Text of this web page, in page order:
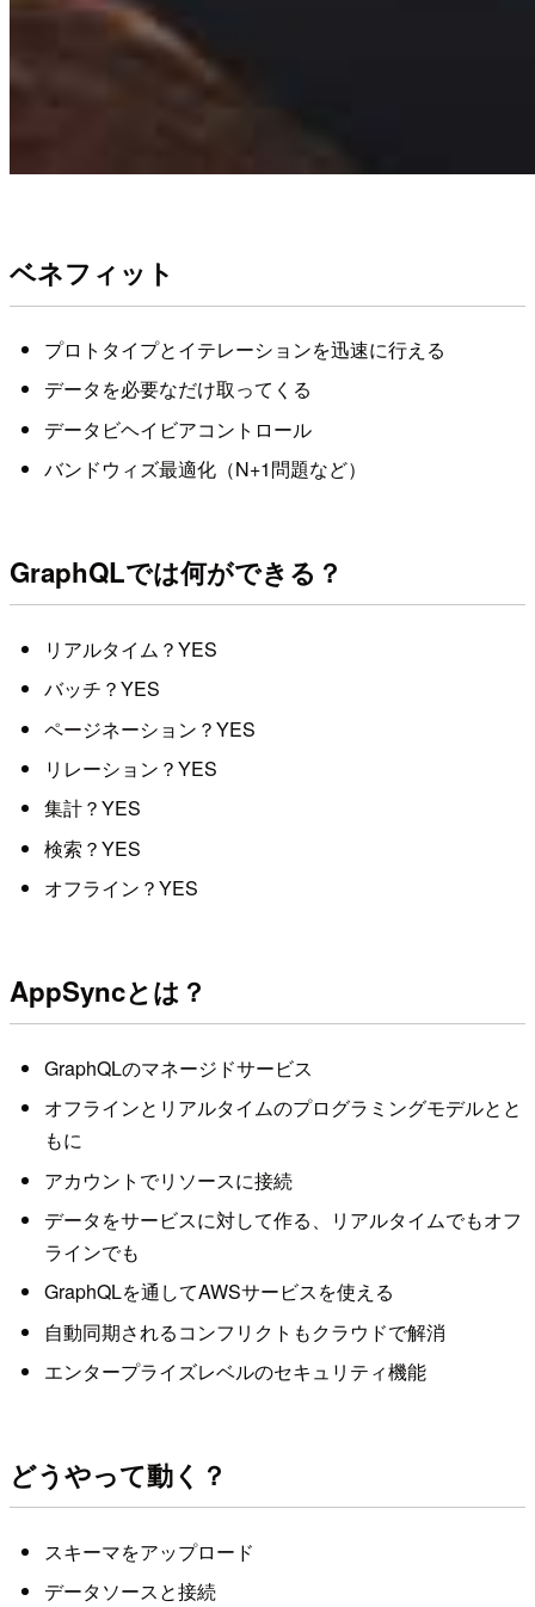
ベネフィット
プロトタイプとイテレーションを迅速に行える
データを必要なだけ取ってくる
データビヘイビアコントロール
バンドウィズ最適化（N+1問題など）
GraphQLでは何ができる？
リアルタイム？YES
バッチ？YES
ページネーション？YES
リレーション？YES
集計？YES
検索？YES
オフライン？YES
AppSyncとは？
GraphQLのマネージドサービス
オフラインとリアルタイムのプログラミングモデルとと
もに
アカウントでリソースに接続
データをサービスに対して作る、リアルタイムでもオフ
ラインでも
GraphQLを通してAWSサービスを使える
自動同期されるコンフリクトもクラウドで解消
エンタープライズレベルのセキュリティ機能
どうやって動く？
スキーマをアップロード
データソースと接続